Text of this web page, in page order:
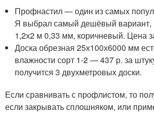
Профнастил — один из самых
Я выбрал самый дешёвый вариант,
1,2х2 м 0,33 мм, коричневый. Цена
Доска обрезная 25х100х6000 мм
влажности сорт 1-2 — 437 р. за
получится 3 двухметровых доски.
Если сравнивать с профлистом, то
если закрывать сплошняком, или